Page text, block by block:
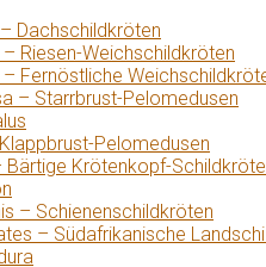
Dachschildkröten
Riesen-Weichschildkröten
Fernöstliche
– Starrbrust-Pelomedusen
Pelomedusen
Bärtige Krötenkopf-
– Schienenschildkröten
– Südafrikanische